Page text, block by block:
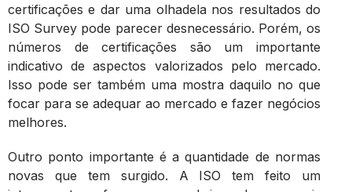
certificações e dar uma olhadela nos resultados do
ISO Survey pode parecer desnecessário. Porém, os
números de certificações são um importante
indicativo de aspectos valorizados pelo mercado.
Isso pode ser também uma mostra daquilo no que
focar para se adequar ao mercado e fazer negócios
melhores.
Outro ponto importante é a quantidade de normas
novas que tem surgido. A ISO tem feito um